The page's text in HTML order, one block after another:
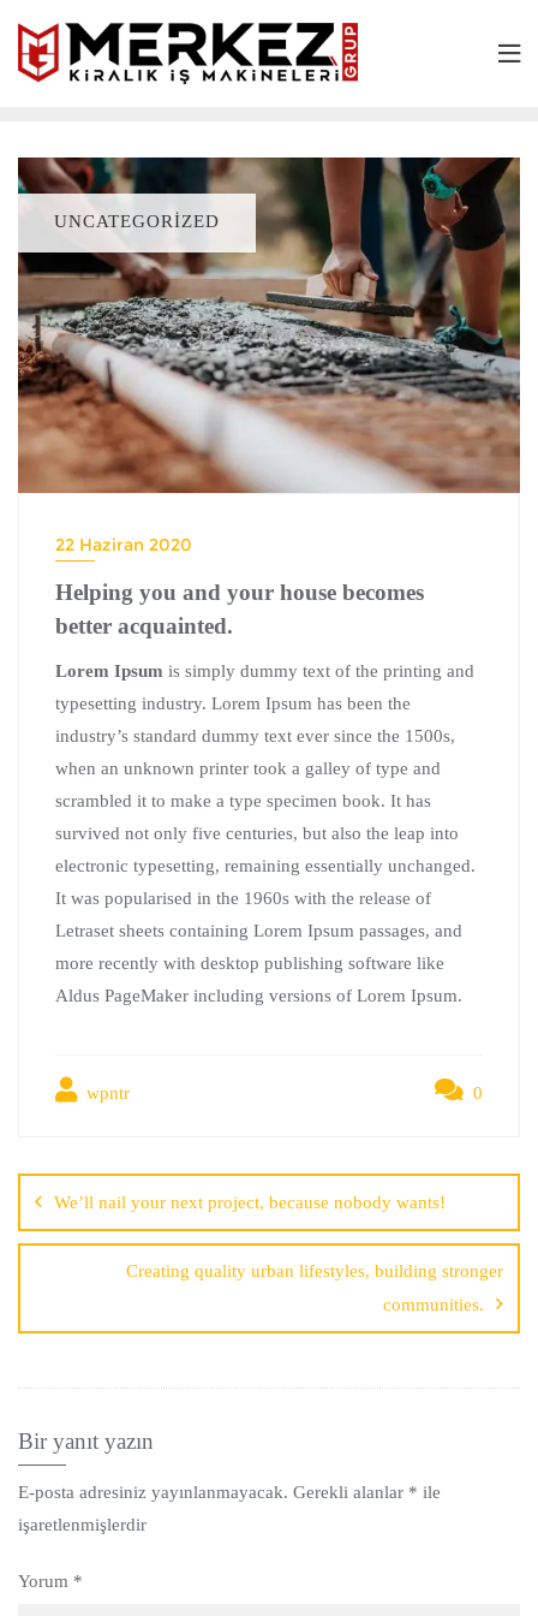
UNCATEGORIZED
22 Haziran 2020
Helping you and your house becomes
better acquainted.
Lorem Ipsum is simply dummy text of the printing and
typesetting industry. Lorem Ipsum has been the
industry’s standard dummy text ever since the 1500s,
when an unknown printer took a galley of type and
scrambled it to make a type specimen book. It has
survived not only five centuries, but also the leap into
electronic typesetting, remaining essentially unchanged.
It was popularised in the 1960s with the release of
Letraset sheets containing Lorem Ipsum passages, and
more recently with desktop publishing software like
Aldus PageMaker including versions of Lorem Ipsum.
wpntr 0
We’ll nail your next project, because nobody wants!
Creating quality urban lifestyles, building stronger
communities.
Bir yanıt yazın
E-posta adresiniz yayınlanmayacak. Gerekli alanlar * ile
işaretlenmişlerdir
Yorum *